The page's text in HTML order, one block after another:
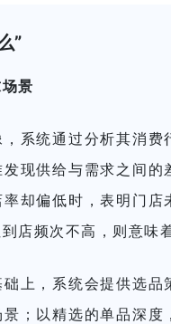
”
景
系统通过分析其消
现供给与需求之间
却偏低时，表明门
店频次不高，则意味
上，系统会提供选
；以精选的单品深